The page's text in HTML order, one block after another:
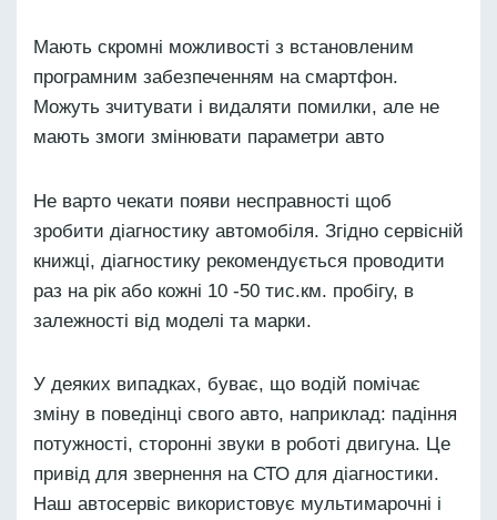
Мають скромні можливості з встановленим
програмним забезпеченням на смартфон.
Можуть зчитувати і видаляти помилки, але не
мають змоги змінювати параметри авто
Не варто чекати появи несправності щоб
зробити діагностику автомобіля. Згідно сервісній
книжці, діагностику рекомендується проводити
раз на рік або кожні 10 -50 тис.км. пробігу, в
залежності від моделі та марки.
У деяких випадках, буває, що водій помічає
зміну в поведінці свого авто, наприклад: падіння
потужності, сторонні звуки в роботі двигуна. Це
привід для звернення на СТО для діагностики.
Наш автосервіс використовує мультимарочні і